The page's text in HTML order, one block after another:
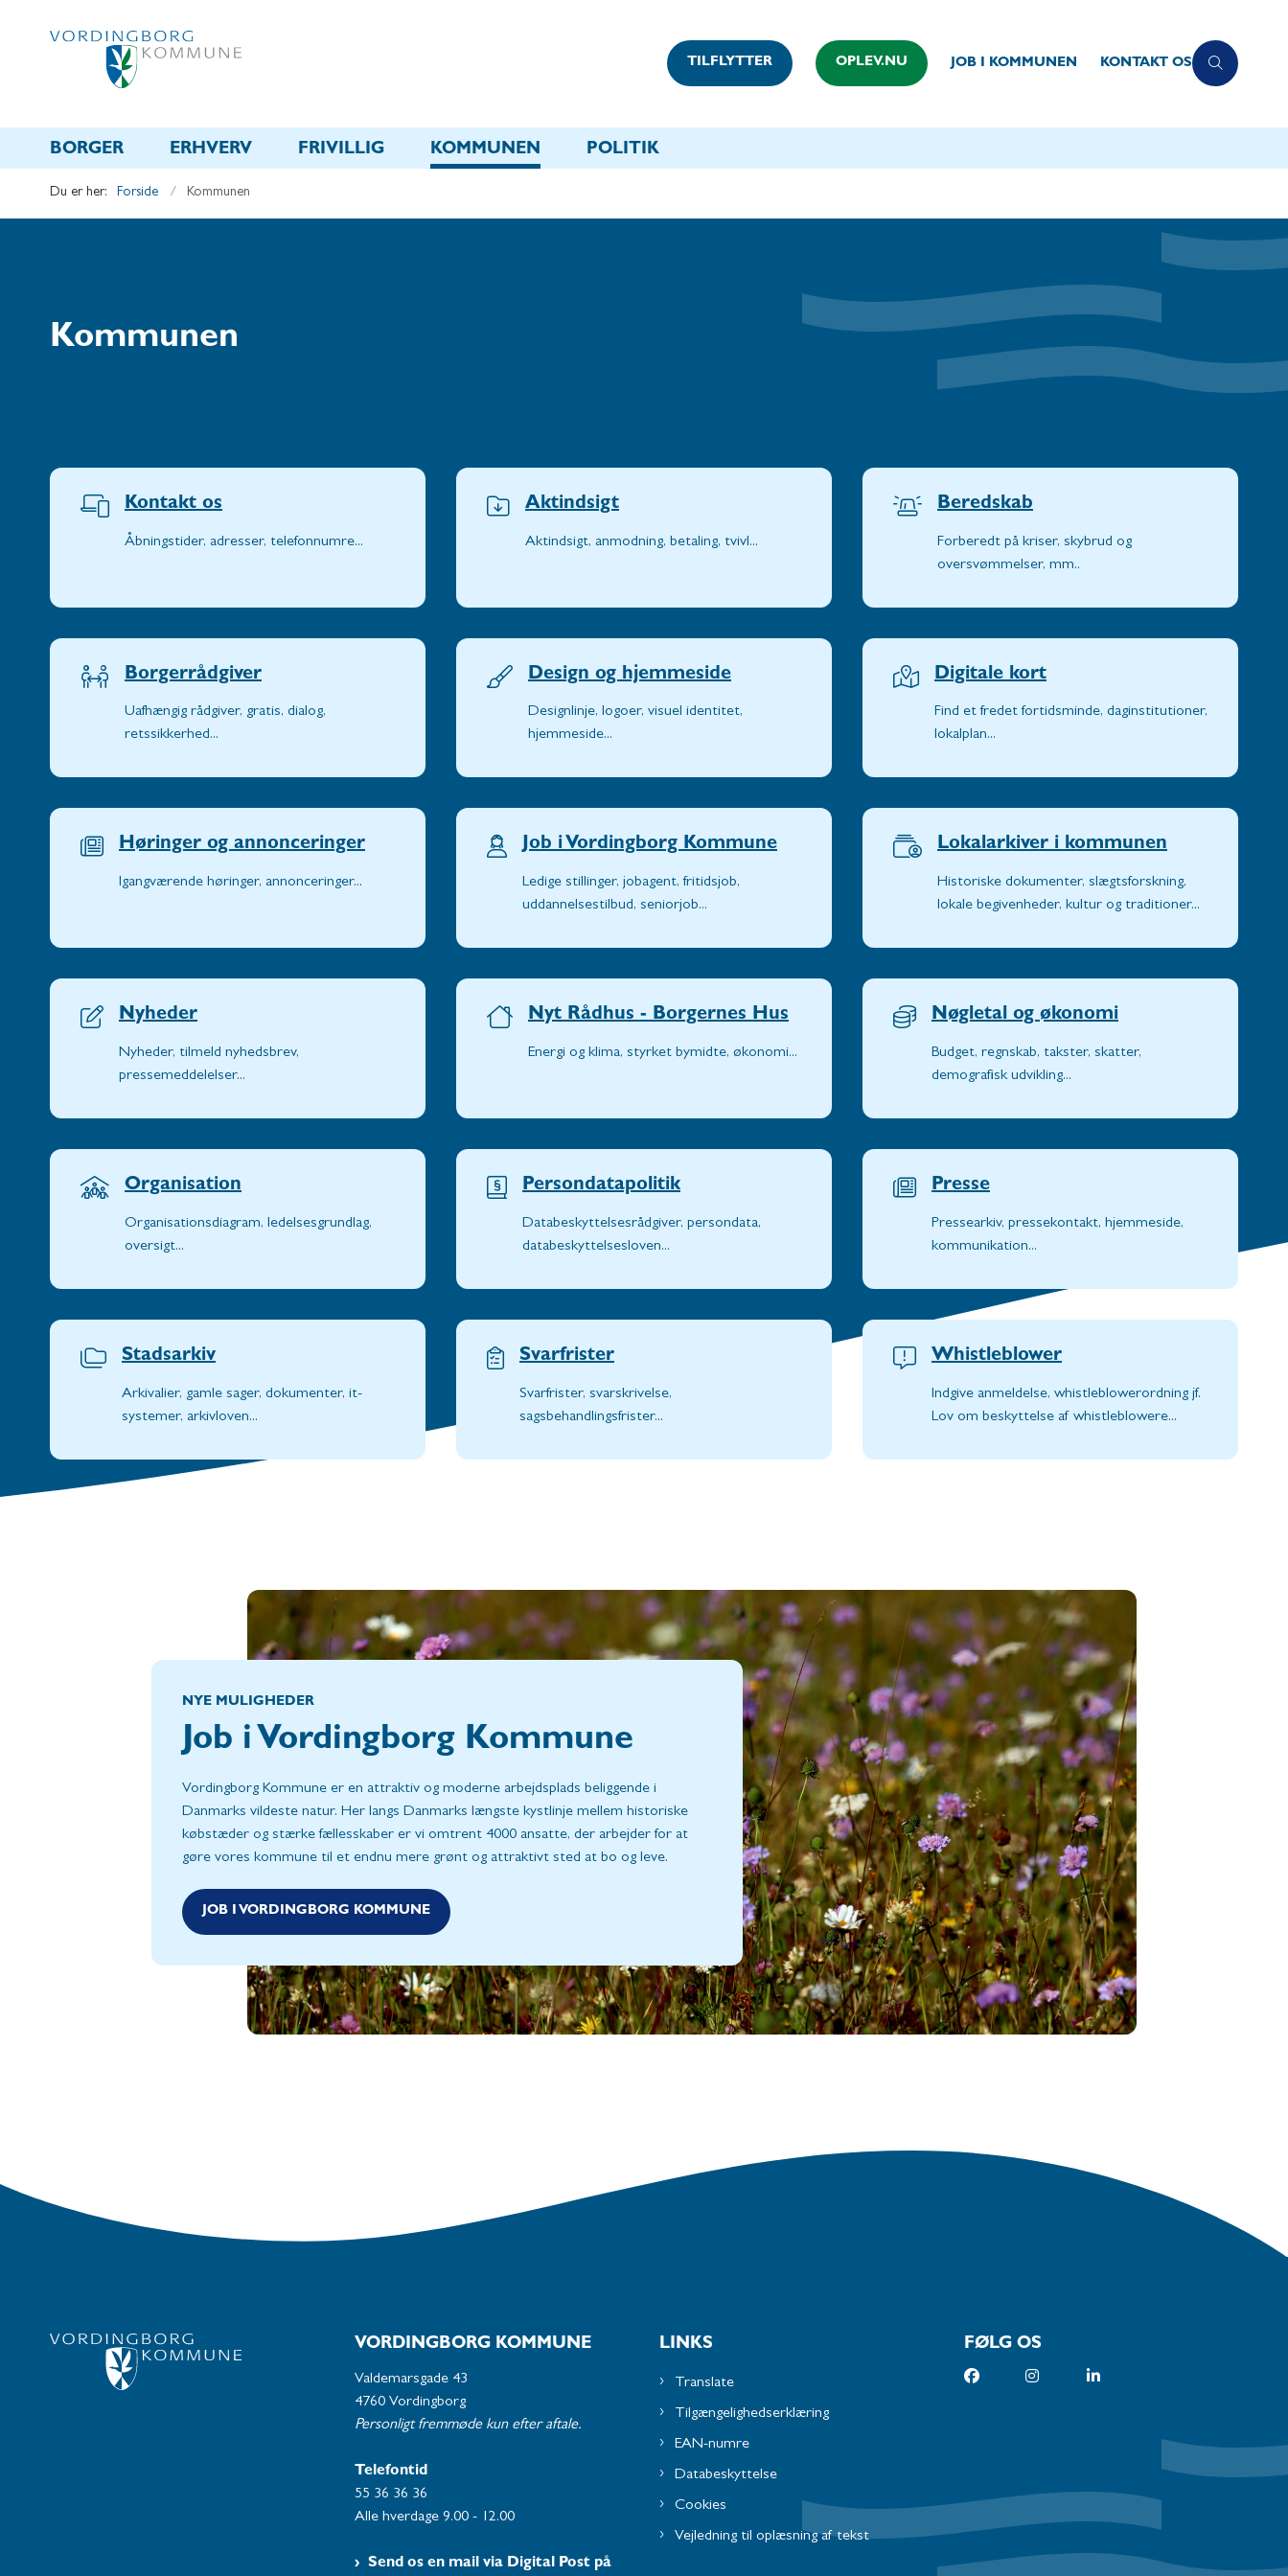
TILFLYTTER OPLEV.NU JOB I KOMMUNEN KONTAKT OS
BORGER ERHVERV FRIVILLIG KOMMUNEN POLITIK
Du er her: Forside Kommunen
Kommunen
Kontakt os
Åbningstider, adresser, telefonnumre...
Aktindsigt
Aktindsigt, anmodning, betaling, tvivl...
Beredskab
Forberedt på kriser, skybrud og
oversvømmelser, mm..
Borgerrådgiver
Uafhængig rådgiver, gratis, dialog,
retssikkerhed...
Design og hjemmeside
Designlinje, logoer, visuel identitet,
hjemmeside...
Digitale kort
Find et fredet fortidsminde, daginstitutioner,
lokalplan...
Høringer og annonceringer
Igangværende høringer, annonceringer...
Job i Vordingborg Kommune
Ledige stillinger, jobagent, fritidsjob,
uddannelsestilbud, seniorjob...
Lokalarkiver i kommunen
Historiske dokumenter, slægtsforskning,
lokale begivenheder, kultur og traditioner...
Nyheder
Nyheder, tilmeld nyhedsbrev,
pressemeddelelser...
Nyt Rådhus - Borgernes Hus
Energi og klima, styrket bymidte, økonomi...
Nøgletal og økonomi
Budget, regnskab, takster, skatter,
demografisk udvikling...
Organisation
Organisationsdiagram, ledelsesgrundlag,
oversigt...
Persondatapolitik
Databeskyttelsesrådgiver, persondata,
databeskyttelsesloven...
Presse
Pressearkiv, pressekontakt, hjemmeside,
kommunikation...
Stadsarkiv
Arkivalier, gamle sager, dokumenter, it-
systemer, arkivloven...
Svarfrister
Svarfrister, svarskrivelse,
sagsbehandlingsfrister...
Whistleblower
Indgive anmeldelse, whistleblowerordning jf.
Lov om beskyttelse af whistleblowere...
NYE MULIGHEDER
Job i Vordingborg Kommune
Vordingborg Kommune er en attraktiv og moderne arbejdsplads beliggende i
Danmarks vildeste natur. Her langs Danmarks længste kystlinje mellem historiske
købstæder og stærke fællesskaber er vi omtrent 4000 ansatte, der arbejder for at
gøre vores kommune til et endnu mere grønt og attraktivt sted at bo og leve.
JOB I VORDINGBORG KOMMUNE
VORDINGBORG KOMMUNE
Valdemarsgade 43
4760 Vordingborg
Personligt fremmøde kun efter aftale.
Telefontid
55 36 36 36
Alle hverdage 9.00 - 12.00
Send os en mail via Digital Post på
LINKS
Translate
Tilgængelighedserklæring
EAN-numre
Databeskyttelse
Cookies
Vejledning til oplæsning af tekst
FØLG OS